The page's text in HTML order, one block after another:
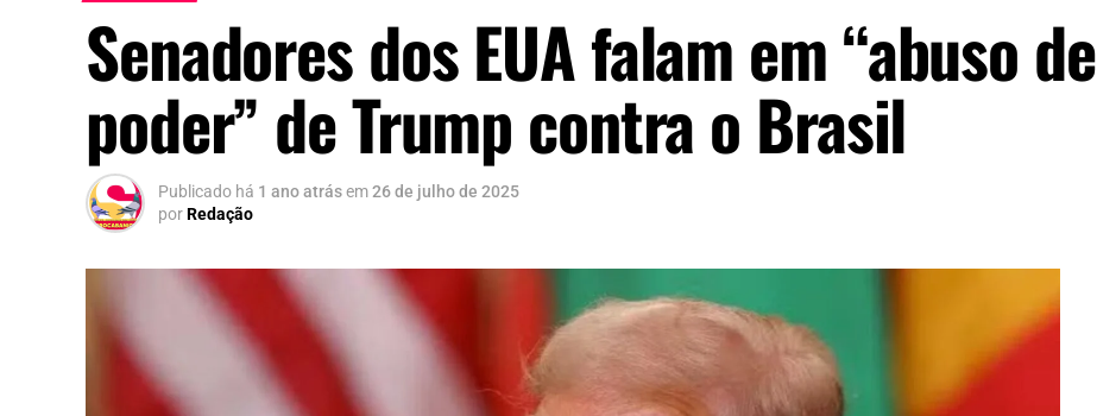
Senadores dos EUA falam em “abuso de
poder” de Trump contra o Brasil
Publicado há 1 ano atrásem26 de julho de 2025
porRedação